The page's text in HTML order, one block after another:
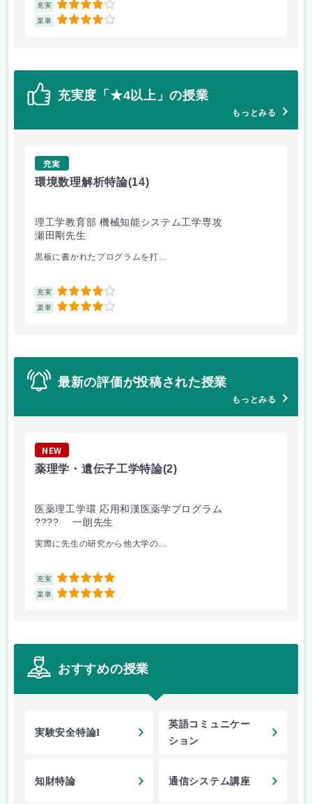
充実 4
楽単 4
充実度「★4以上」の授業
もっとみる
充実
環境数理解析特論(14)
理工学教育部 機械知能システム工学専攻
瀬田剛先生
黒板に書かれたプログラムを打...
充実 4
楽単 4
最新の評価が投稿された授業
もっとみる
NEW
薬理学・遺伝子工学特論(2)
医薬理工学環 応用和漢医薬学プログラム
???? 一朗先生
実際に先生の研究から他大学の...
充実 5
楽単 5
おすすめの授業
実験安全特論I
英語コミュニケー
ション
知財特論 通信システム講座